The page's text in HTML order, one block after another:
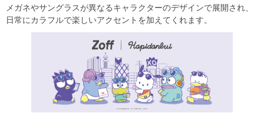
メガネやサングラスが異なるキャラクターのデザインで展開され、
日常にカラフルで楽しいアクセントを加えてくれます。